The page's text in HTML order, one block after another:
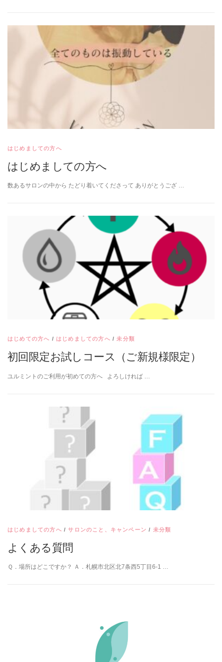
はじめましての方へ
はじめましての方へ
数あるサロンの中から たどり着いてくださって ありがとうござ …
はじめての方へ / はじめましての方へ /未分類
初回限定お試しコース（ご新規様限定）
ユルミントのご利用が初めての方へ よろしければ …
はじめましての方へ /サロンのこと、キャンペーン / 未分類
よくある質問
Ｑ．場所はどこですか？ Ａ．札幌市北区北7条西5丁目6-1 …